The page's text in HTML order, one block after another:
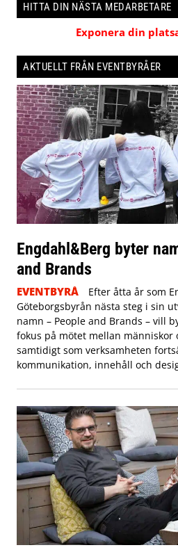
HITTA DIN NÄSTA MEDARBETARE
Exponera din
AKTUELLT FRÅN EVENTBYRÅER
Engdahl&Berg byter
and Brands
EVENTBYRÅ
Efter åtta år som
Göteborgsbyrån nästa steg i sin
namn – People and Brands – vill
fokus på mötet mellan människor
samtidigt som verksamheten
kommunikation, innehåll och